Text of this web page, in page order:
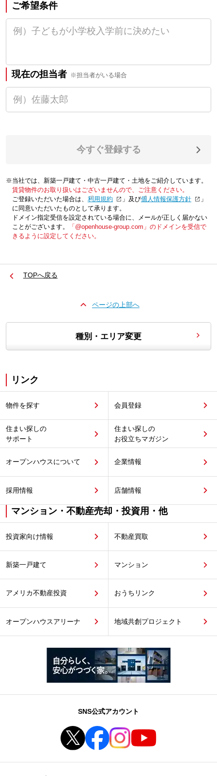
ご希望条件
現在の担当者 ※担当者がいる場合
今すぐ登録する
※当社では、新築一戸建て・中古一戸建て・土地をご紹介しています。
賃貸物件のお取り扱いはございませんので、ご注意ください。
ご登録いただいた場合は、「利用規約 」及び「個人情報保護方針
」
に同意いただいたものとして承ります。
ドメイン指定受信を設定されている場合に、メールが正しく届かない
ことがございます。
「@openhouse-group.com」のドメインを受信で
きるように設定してください。
TOPへ戻る
ページの上部へ
種別・エリア変更
リンク
物件を探す 会員登録
住まい探しの
サポート
住まい探しの
お役立ちマガジン
オープンハウスについて 企業情報
採用情報 店舗情報
マンション・不動産売却・投資用・他
投資家向け情報 不動産買取
新築一戸建て マンション
アメリカ不動産投資 おうちリンク
オープンハウスアリーナ 地域共創プロジェクト
SNS公式アカウント